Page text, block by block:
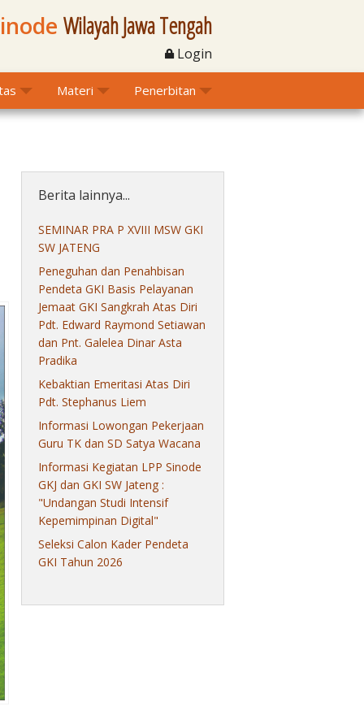
Wilayah Jawa Tengah
Login
Materi Penerbitan
Berita lainnya...
SEMINAR PRA P XVIII MSW GKI
SW JATENG
Peneguhan dan Penahbisan
Pendeta GKI Basis Pelayanan
Jemaat GKI Sangkrah Atas Diri
Pdt. Edward Raymond Setiawan
dan Pnt. Galelea Dinar Asta
Pradika
Kebaktian Emeritasi Atas Diri
Pdt. Stephanus Liem
Informasi Lowongan Pekerjaan
Guru TK dan SD Satya Wacana
Informasi Kegiatan LPP Sinode
GKJ dan GKI SW Jateng :
"Undangan Studi Intensif
Kepemimpinan Digital"
Seleksi Calon Kader Pendeta
GKI Tahun 2026